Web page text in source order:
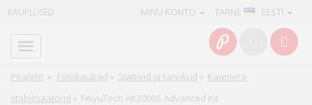
KAUPLUSED TARNE · EESTI
MINU KONTO
Pealeht » Fotokaubad » Statiivid ja tarvikud » Kaamera
stabilisaatorid » FeiyuTech AK2000S Advanced Kit
Info
Teenused